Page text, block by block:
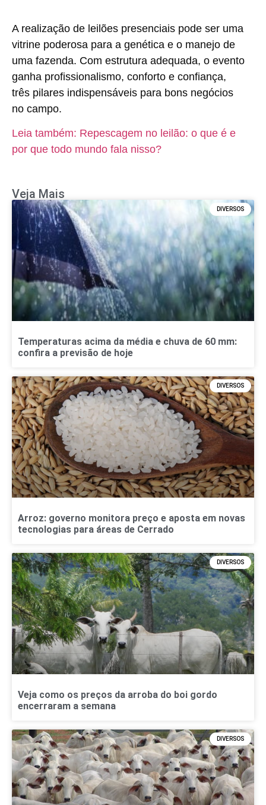
A realização de leilões presenciais pode ser uma
vitrine poderosa para a genética e o manejo de
uma fazenda. Com estrutura adequada, o evento
ganha profissionalismo, conforto e confiança,
três pilares indispensáveis para bons negócios
no campo.
Leia também: Repescagem no leilão: o que é e
por que todo mundo fala nisso?
Veja Mais
DIVERSOS
Temperaturas acima da média e chuva de 60 mm:
confira a previsão de hoje
DIVERSOS
Arroz: governo monitora preço e aposta em novas
tecnologias para áreas de Cerrado
DIVERSOS
Veja como os preços da arroba do boi gordo
encerraram a semana
DIVERSOS